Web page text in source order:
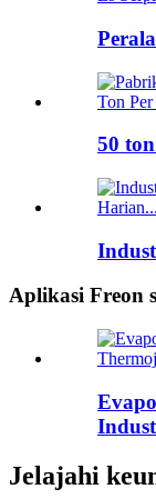
50
Aplikasi Freon
Jelajahi